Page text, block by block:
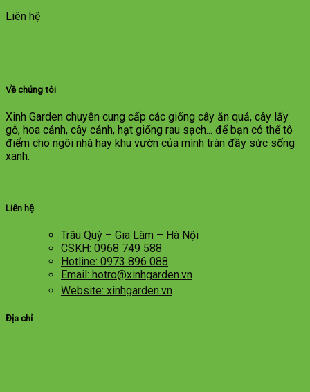
Liên hệ
Về chúng tôi
Xinh Garden chuyên cung cấp các giống cây ăn quả, cây lấy
gỗ, hoa cảnh, cây cảnh, hạt giống rau sạch... để bạn có thể tô
điểm cho ngôi nhà hay khu vườn của mình tràn đầy sức sống
xanh.
Liên hệ
Trâu Quỳ – Gia Lâm – Hà Nội
CSKH: 0968 749 588
Hotline: 0973 896 088
Email: hotro@xinhgarden.vn
Website: xinhgarden.vn
Địa chỉ